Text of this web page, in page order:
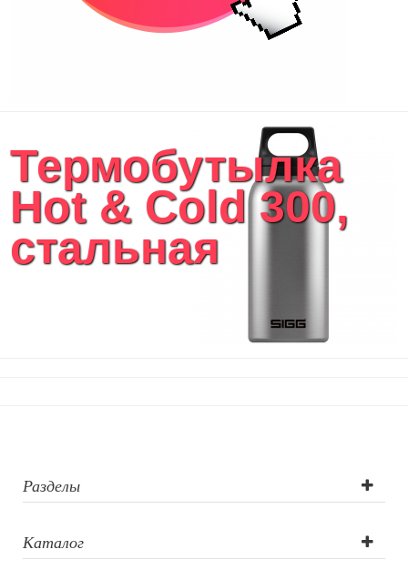
Термобутылка
Hot & Cold 300,
стальная
Разделы
Каталог